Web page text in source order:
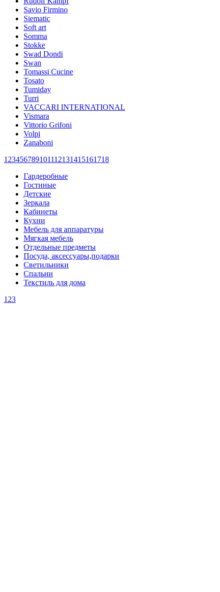
Savio Firmino
Siematic
Soft art
Somma
Stokke
Swad Dondi
Swan
Tomassi Cucine
Tosato
Tumiday
Turri
VACCARI INTERNATIONAL
Vismara
Vittorio Grifoni
Volpi
Zanaboni
123456789101112131415161718
Гардеробные
Гостиные
Детские
Зеркала
Кабинеты
Кухни
Мебель для аппаратуры
Мягкая мебель
Отдельные предметы
Посуда, аксессуары,подарки
Светильники
Спальни
Текстиль для дома
123